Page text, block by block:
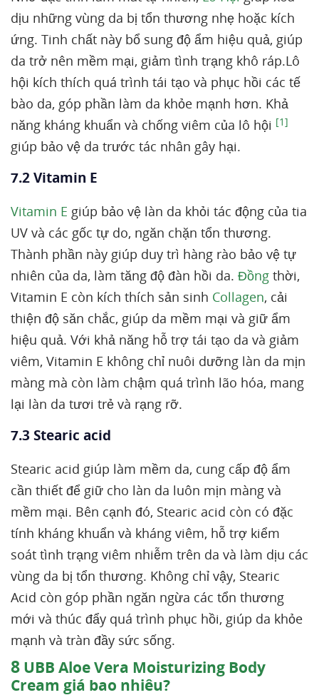
dịu những vùng da bị tổn thương nhẹ hoặc kích
ứng. Tinh chất này bổ sung độ ẩm hiệu quả, giúp
da trở nên mềm mại, giảm tình trạng khô ráp.Lô
hội kích thích quá trình tái tạo và phục hồi các tế
bào da, góp phần làm da khỏe mạnh hơn. Khả
năng kháng khuẩn và chống viêm của lô hội [1]
giúp bảo vệ da trước tác nhân gây hại.
7.2 Vitamin E
Vitamin E giúp bảo vệ làn da khỏi tác động của tia
UV và các gốc tự do, ngăn chặn tổn thương.
Thành phần này giúp duy trì hàng rào bảo vệ tự
nhiên của da, làm tăng độ đàn hồi da. Đồng thời,
Vitamin E còn kích thích sản sinh Collagen, cải
thiện độ săn chắc, giúp da mềm mại và giữ ẩm
hiệu quả. Với khả năng hỗ trợ tái tạo da và giảm
viêm, Vitamin E không chỉ nuôi dưỡng làn da mịn
màng mà còn làm chậm quá trình lão hóa, mang
lại làn da tươi trẻ và rạng rỡ.
7.3 Stearic acid
Stearic acid giúp làm mềm da, cung cấp độ ẩm
cần thiết để giữ cho làn da luôn mịn màng và
mềm mại. Bên cạnh đó, Stearic acid còn có đặc
tính kháng khuẩn và kháng viêm, hỗ trợ kiểm
soát tình trạng viêm nhiễm trên da và làm dịu các
vùng da bị tổn thương. Không chỉ vậy, Stearic
Acid còn góp phần ngăn ngừa các tổn thương
mới và thúc đẩy quá trình phục hồi, giúp da khỏe
mạnh và tràn đầy sức sống.
8 UBB Aloe Vera Moisturizing Body
Cream giá bao nhiêu?